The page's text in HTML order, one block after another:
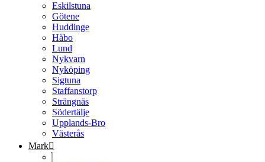
Eskilstuna
Götene
Huddinge
Håbo
Lund
Nykvarn
Nyköping
Sigtuna
Staffanstorp
Strängnäs
Södertälje
Upplands-Bro
Västerås
Mark